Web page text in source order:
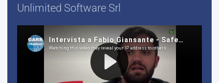
Unlimited Software Srl